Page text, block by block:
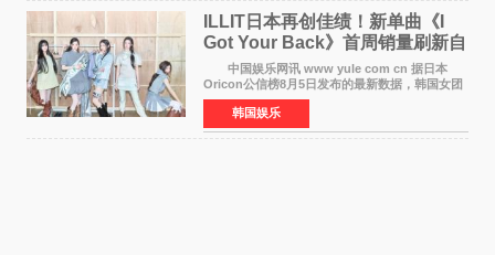
ILLIT日本再创佳绩！新单曲《I
Got Your Back》首周销量刷新自
身纪录
中国娱乐网讯 www yule com cn 据日本
Oricon公信榜8月5日发布的最新数据，韩国女团
ILLIT在日本发行的第二张单曲《I Got Your
Back》首周销量达到71,009张，成功跻身最新一
期周单曲排行
韩国娱乐